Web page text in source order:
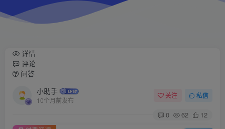
详情
评论
问答
小助手
10个月前发布
关注 私信
0 62
12